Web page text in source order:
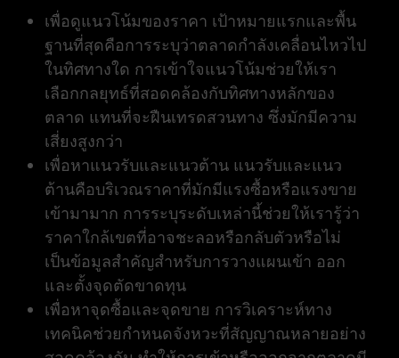
เพื่อดูแนวโน้มของราคา เป้าหมายแรกและพื้น
ฐานที่สุดคือการระบุว่าตลาดกำลังเคลื่อนไหวไป
ในทิศทางใด การเข้าใจแนวโน้มช่วยให้เรา
เลือกกลยุทธ์ที่สอดคล้องกับทิศทางหลักของ
ตลาด แทนที่จะฝืนเทรดสวนทาง ซึ่งมักมีความ
เสี่ยงสูงกว่า
เพื่อหาแนวรับและแนวต้าน แนวรับและแนว
ต้านคือบริเวณราคาที่มักมีแรงซื้อหรือแรงขาย
เข้ามามาก การระบุระดับเหล่านี้ช่วยให้เรารู้ว่า
ราคาใกล้เขตที่อาจชะลอหรือกลับตัวหรือไม่
เป็นข้อมูลสำคัญสำหรับการวางแผนเข้า ออก
และตั้งจุดตัดขาดทุน
เพื่อหาจุดซื้อและจุดขาย การวิเคราะห์ทาง
เทคนิคช่วยกำหนดจังหวะที่สัญญาณหลายอย่าง